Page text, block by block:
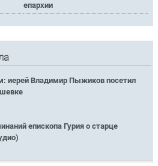
епархии
иерей Владимир Пыжиков посетил
епископа Гурия о старце